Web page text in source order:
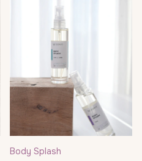
Body Splash